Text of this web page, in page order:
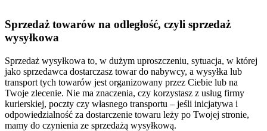
Sprzedaż towarów na odległość, czyli sprzedaż
wysyłkowa
Sprzedaż wysyłkowa to, w dużym uproszczeniu, sytuacja, w której
jako sprzedawca dostarczasz towar do nabywcy, a wysyłka lub
transport tych towarów jest organizowany przez Ciebie lub na
Twoje zlecenie. Nie ma znaczenia, czy korzystasz z usług firmy
kurierskiej, poczty czy własnego transportu – jeśli inicjatywa i
odpowiedzialność za dostarczenie towaru leży po Twojej stronie,
mamy do czynienia ze sprzedażą wysyłkową.